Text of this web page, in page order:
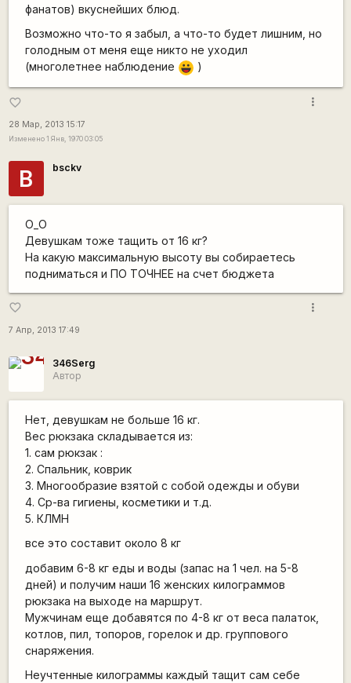
фанатов) вкуснейших блюд.
Возможно что-то я забыл, а что-то будет лишним, но
голодным от меня еще никто не уходил
(многолетнее наблюдение |-)) )
favorite_border
28 Мар, 2013 15:17
Изменено 1 Янв, 1970 03:05
more_vert
B bsckv
О_О
Девушкам тоже тащить от 16 кг?
На какую максимальную высоту вы собираетесь
подниматься и ПО ТОЧНЕЕ на счет бюджета
favorite_border
7 Апр, 2013 17:49
more_vert
346Serg
Автор
Нет, девушкам не больше 16 кг.
Вес рюкзака складывается из:
1. сам рюкзак :
2. Спальник, коврик
3. Многообразие взятой с собой одежды и обуви
4. Ср-ва гигиены, косметики и т.д.
5. КЛМН
все это составит около 8 кг
добавим 6-8 кг еды и воды (запас на 1 чел. на 5-8
дней) и получим наши 16 женских килограммов
рюкзака на выходе на маршрут.
Мужчинам еще добавятся по 4-8 кг от веса палаток,
котлов, пил, топоров, горелок и др. группового
снаряжения.
Неучтенные килограммы каждый тащит сам себе